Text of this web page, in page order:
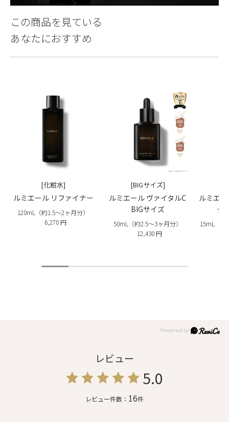
この商品を見ている
あなたにおすすめ
[化粧水]
ルミエール リファイナー
120mL（約1.5〜2ヶ月分）
6,270 円
[BIGサイズ]
ルミエール ヴァイタルC
BIGサイズ
50mL（約2.5〜3ヶ月分）
12,430 円
ルミエ
タ
15mL（約
レビュー
5.0
レビュー件数： 16件